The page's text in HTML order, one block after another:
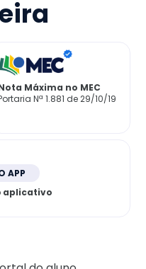
Máxima no MEC
Nª 1.881 de 29/10/19
APP
aplicativo